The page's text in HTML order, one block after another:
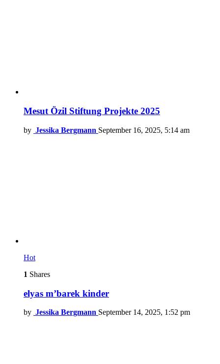
Mesut Özil Stiftung Projekte 2025
by Jessika Bergmann September 16, 2025, 5:14 am
Hot
1 Shares
elyas m’barek kinder
by Jessika Bergmann September 14, 2025, 1:52 pm